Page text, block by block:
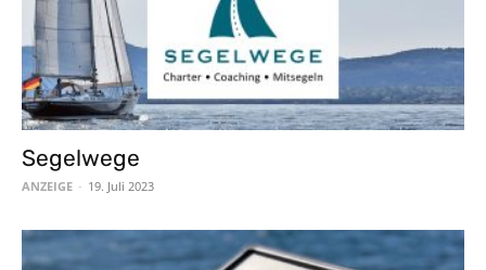
Segelwege
ANZEIGE - 19. Juli 2023